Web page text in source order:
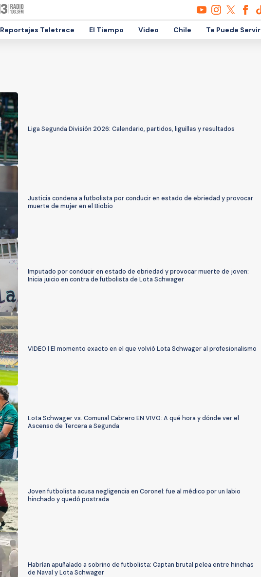
Reportajes Teletrece El Tiempo Video Chile Te Puede Servir
Liga Segunda División 2026: Calendario, partidos, liguillas y resultados
Justicia condena a futbolista por conducir en estado de ebriedad y provocar
muerte de mujer en el Biobío
Imputado por conducir en estado de ebriedad y provocar muerte de joven:
Inicia juicio en contra de futbolista de Lota Schwager
VIDEO | El momento exacto en el que volvió Lota Schwager al profesionalismo
Lota Schwager vs. Comunal Cabrero EN VIVO: A qué hora y dónde ver el
Ascenso de Tercera a Segunda
Joven futbolista acusa negligencia en Coronel: fue al médico por un labio
hinchado y quedó postrada
Habrían apuñalado a sobrino de futbolista: Captan brutal pelea entre hinchas
de Naval y Lota Schwager